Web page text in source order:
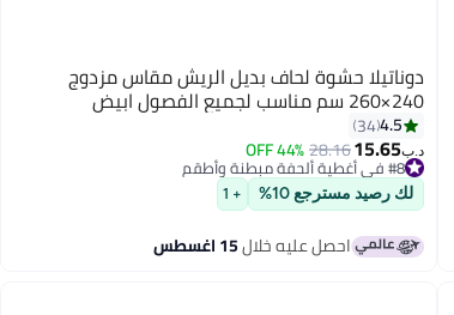
دوناتيلا حشوة لحاف بديل الريش مقاس مزدوج
240×260 سم مناسب لجميع الفصول ابيض
4.5
34
د.ب‏15.65
28.16
44% OFF
#8 في أغطية ألحفة مبطنة وأطقم
#8 في أغطية ألحفة مبطنة وأطقم
لك رصيد مسترجع 10% + 1
احصل عليه خلال15 اغسطس